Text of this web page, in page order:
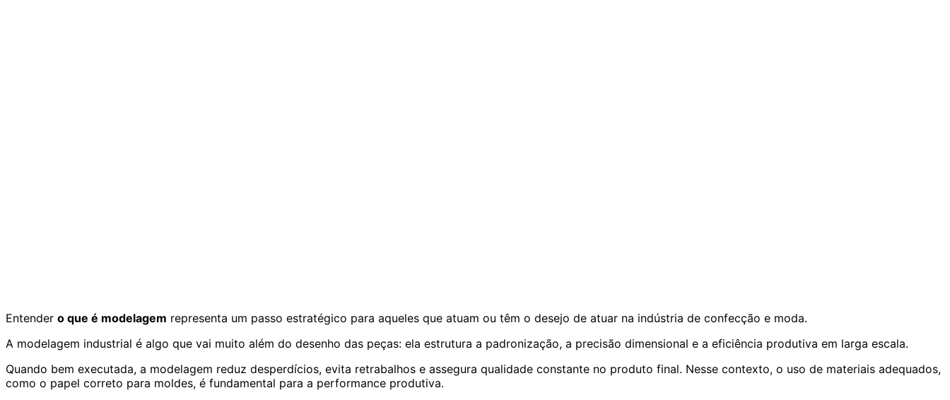
Entender o que é modelagem representa um passo estratégico para aqueles que atuam ou têm o desejo de atuar na indústria de confecção e moda.
A modelagem industrial é algo que vai muito além do desenho das peças: ela estrutura a padronização, a precisão dimensional e a eficiência produtiva em larga escala.
Quando bem executada, a modelagem reduz desperdícios, evita retrabalhos e assegura qualidade constante no produto final. Nesse contexto, o uso de materiais adequados,
como o papel correto para moldes, é fundamental para a performance produtiva.